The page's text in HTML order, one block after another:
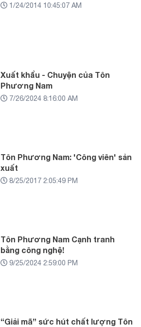
1/24/2014 10:45:07 AM
Xuất khẩu - Chuyện của Tôn
Phương Nam
7/26/2024 8:16:00 AM
Tôn Phương Nam: 'Công viên' sản
xuất
8/25/2017 2:05:49 PM
Tôn Phương Nam Cạnh tranh
bằng công nghệ!
9/25/2024 2:59:00 PM
“Giải mã” sức hút chất lượng Tôn